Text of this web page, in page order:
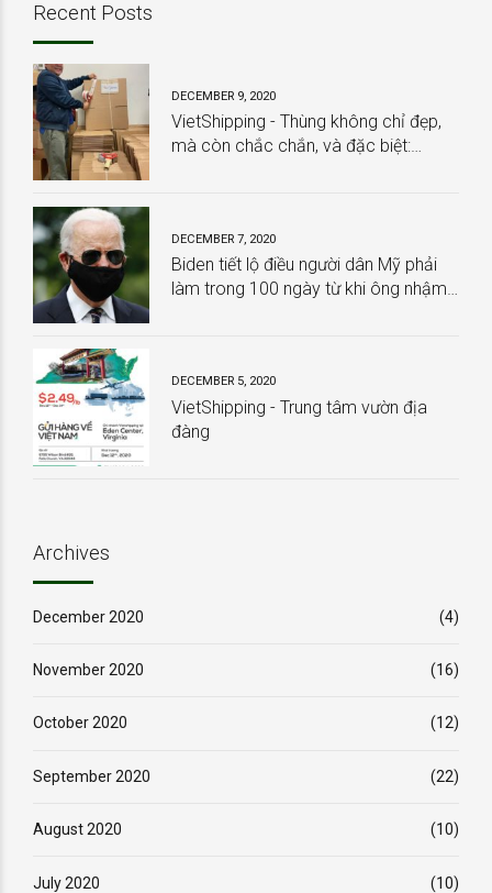
Recent Posts
DECEMBER 9, 2020
VietShipping - Thùng không chỉ đẹp,
mà còn chắc chắn, và đặc biệt:
DECEMBER 7, 2020
Biden tiết lộ điều người dân Mỹ phải
làm trong 100 ngày từ khi ông nhậm
DECEMBER 5, 2020
VietShipping - Trung tâm vườn địa
đàng
Archives
December 2020 (4)
November 2020 (16)
October 2020 (12)
September 2020 (22)
August 2020 (10)
July 2020 (10)